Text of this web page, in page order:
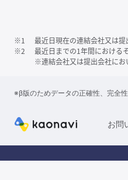
※1
最近日現在の連結会社又は
※2
最近日までの1年間における
※連結会社又は提出会社にお
※β版のためデータの正確性、完全
お問